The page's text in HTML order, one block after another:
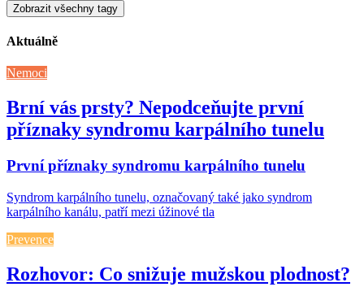
Zobrazit všechny tagy
Aktuálně
Nemoci
Brní vás prsty? Nepodceňujte první
příznaky syndromu karpálního tunelu
První příznaky syndromu karpálního tunelu
Syndrom karpálního tunelu, označovaný také jako syndrom
karpálního kanálu, patří mezi úžinové tla
Prevence
Rozhovor: Co snižuje mužskou plodnost?